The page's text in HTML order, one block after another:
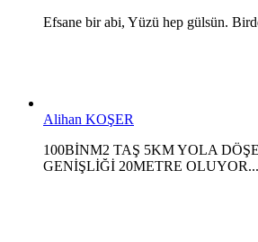
Efsane bir abi, Yüzü hep gülsün.
Alihan KOŞER
100BİNM2 TAŞ 5KM YOLA
GENİŞLİĞİ 20METRE OLUYOR...